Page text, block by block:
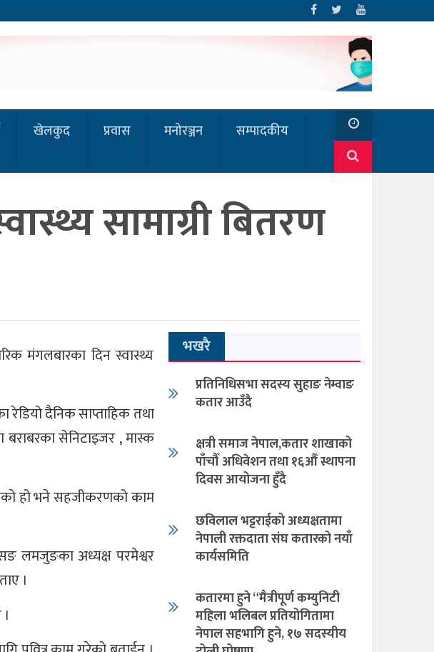
खेलकुद प्रवास मनोरञ्जन सम्पादकीय
सामाग्री बितरण
मंगलबारका दिन स्वास्थ्य
रेडियो दैनिक साप्ताहिक तथा
बराबरका सेनिटाइजर , मास्क
हो भने सहजीकरणको काम
लमजुङका अध्यक्ष परमेश्वर
।
भखरै
प्रतिनिधिसभा सदस्य सुहाङ नेम्वाङ
कतार आउँदै
क्षत्री समाज नेपाल,कतार शाखाको
पाँचौँ अधिवेशन तथा १६औँ स्थापना
दिवस आयोजना हुँदै
छविलाल भट्टराईको अध्यक्षतामा
नेपाली रक्तदाता संघ कतारको नयाँ
कार्यसमिति
कतारमा हुने “मैत्रीपूर्ण कम्युनिटी
महिला भलिबल प्रतियोगितामा
नेपाल सहभागि हुने, १७ सदस्यीय